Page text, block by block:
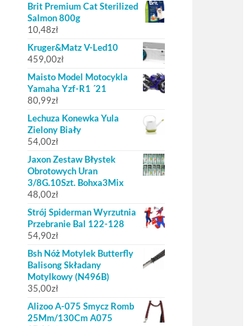
Brit Premium Cat Sterilized
Salmon 800g
10,48zł
Kruger&Matz V-Led10
459,00zł
Maisto Model Motocykla
Yamaha Yzf-R1 ´21
80,99zł
Lechuza Konewka Yula
Zielony Biały
54,00zł
Jaxon Zestaw Błystek
Obrotowych Uran
3/8G.10Szt. Bohxa3Mix
48,00zł
Strój Spiderman Wyrzutnia
Przebranie Bal 122-128
54,90zł
Bsh Nóż Motylek Butterfly
Balisong Składany
Motylkowy (N496B)
35,00zł
Alizoo A-075 Smycz Romb
25Mm/130Cm A075